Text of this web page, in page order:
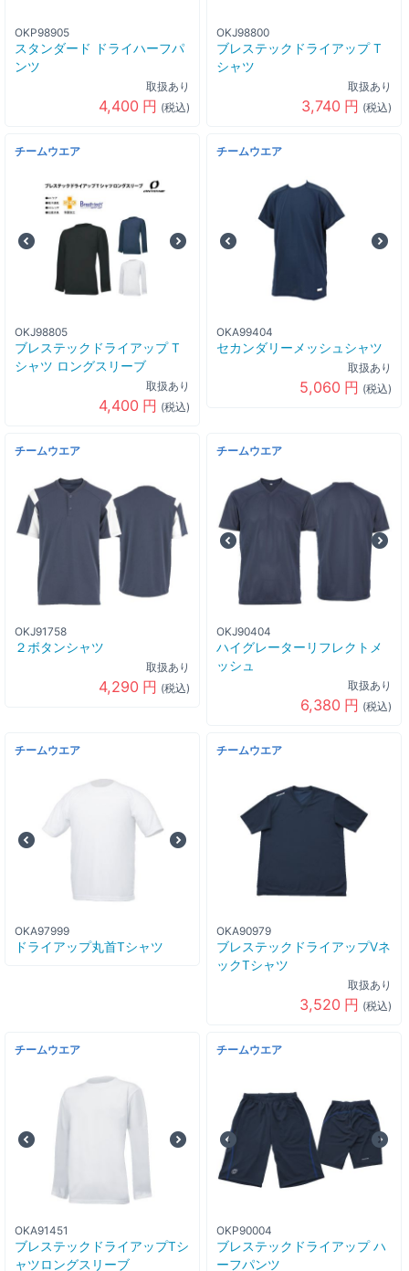
OKP98905
スタンダード ドライハーフパ
ンツ
取扱あり
4,400 円 (税込)
OKJ98800
ブレステックドライアップ T
シャツ
取扱あり
3,740 円 (税込)
チームウエア
OKJ98805
ブレステックドライアップ T
シャツ ロングスリーブ
取扱あり
4,400 円 (税込)
チームウエア
OKA99404
セカンダリーメッシュシャツ
取扱あり
5,060 円 (税込)
チームウエア
OKJ91758
２ボタンシャツ
取扱あり
4,290 円 (税込)
チームウエア
OKJ90404
ハイグレーターリフレクトメ
ッシュ
取扱あり
6,380 円 (税込)
チームウエア
OKA97999
ドライアップ丸首Tシャツ
チームウエア
OKA90979
ブレステックドライアップVネ
ックTシャツ
取扱あり
3,520 円 (税込)
チームウエア
OKA91451
ブレステックドライアップTシ
ャツロングスリーブ
チームウエア
OKP90004
ブレステックドライアップ ハ
ーフパンツ